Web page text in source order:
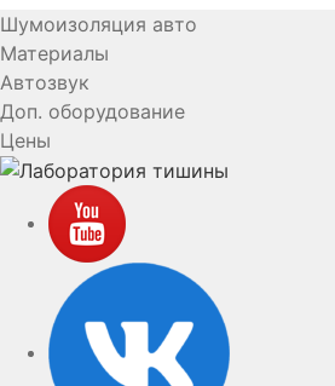
Шумоизоляция авто
Материалы
Автозвук
Доп. оборудование
Цены